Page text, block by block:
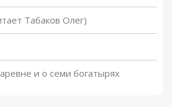
Табаков Олег)
и о семи богатырях